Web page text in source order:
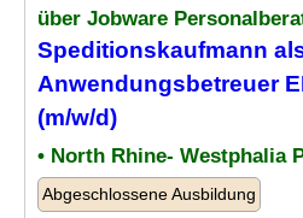
über Jobware
Speditionskaufmann
Anwendungsbetreuer
(m/w/d)
• North Rhine- Westphalia
Abgeschlossene Ausbildung